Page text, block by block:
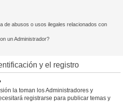
de abusos o usos ilegales relacionados con
un Administrador?
y el registro
la toman los Administradores y
registrarse para publicar temas y